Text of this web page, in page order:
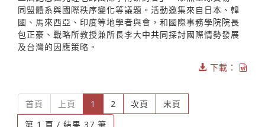
同盟體系與國際秩序變化等議題。活動邀集來自日本、韓
國、馬來西亞、印度等地學者與會，和國際事務學院院長
包正豪、戰略所教授兼所長李大中共同探討國際情勢發展
及台灣的因應策略。
下載：
首頁 上頁 1 (current)
2 次頁
末頁
第 1 頁 / 結果 37 筆